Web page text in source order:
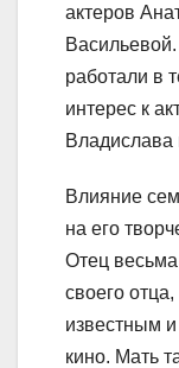
актеров
работали в
интерес к
Владислава
Влияние
на его
Отец
своего
известным
кино. Мать